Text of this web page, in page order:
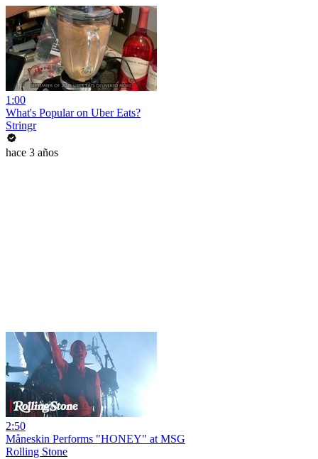
1:00
What's Popular on Uber Eats?
Stringr
hace 3 años
2:50
Måneskin Performs "HONEY" at MSG
Rolling Stone